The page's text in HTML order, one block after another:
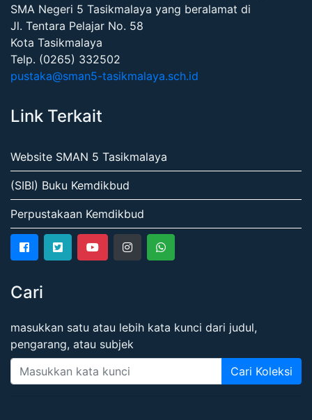
SMA Negeri 5 Tasikmalaya yang beralamat di
Jl. Tentara Pelajar No. 58
Kota Tasikmalaya
Telp. (0265) 332502
pustaka@sman5-tasikmalaya.sch.id
Link Terkait
Website SMAN 5 Tasikmalaya
(SIBI) Buku Kemdikbud
Perpustakaan Kemdikbud
Cari
masukkan satu atau lebih kata kunci dari judul,
pengarang, atau subjek
Cari Koleksi